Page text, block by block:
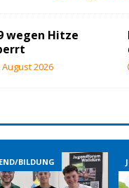
wegen Hitze
August 2026
BILDUNG